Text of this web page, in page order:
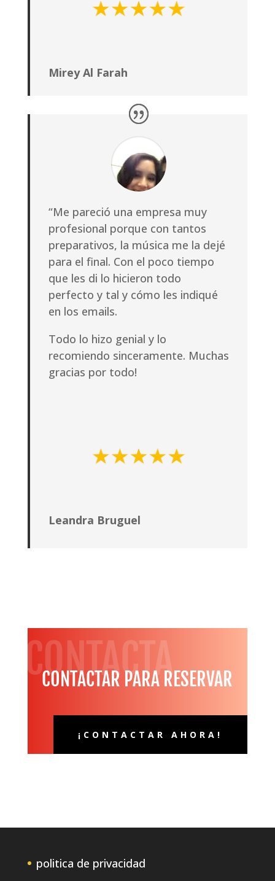
Mirey Al Farah
“Me pareció una empresa muy
profesional porque con tantos
preparativos, la música me la dejé
para el final. Con el poco tiempo
que les di lo hicieron todo
perfecto y tal y cómo les indiqué
en los emails.
Todo lo hizo genial y lo
recomiendo sinceramente. Muchas
gracias por todo!
Leandra Bruguel
CONTACTA
CONTACTAR PARA RESERVAR
¡CONTACTAR AHORA!
politica de privacidad